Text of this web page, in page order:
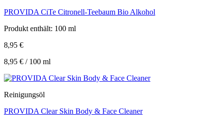
PROVIDA CiTe Citronell-Teebaum Bio Alkohol
Produkt enthält: 100 ml
8,95 €
8,95 € / 100 ml
Reinigungsöl
PROVIDA Clear Skin Body & Face Cleaner